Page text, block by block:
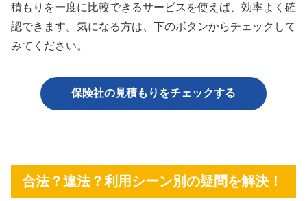
積もりを一度に比較できるサービスを使えば、効率よく確
認できます。気になる方は、下のボタンからチェックして
みてください。
保険社の見積もりをチェックする
合法？違法？利用シーン別の疑問を解決！